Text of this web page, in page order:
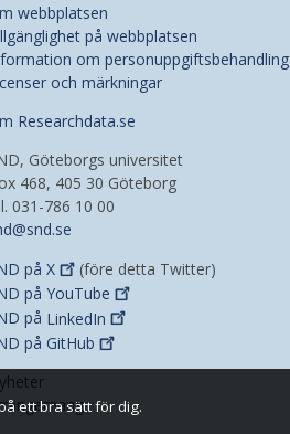
webbplatsen
på webbplatsen
om personuppgiftsbehandling
och märkningar
Researchdata.se
Göteborgs universitet
468, 405 30 Göteborg
031-786 10 00
på X
(före detta Twitter)
på YouTube
på LinkedIn
på GitHub
ett bra sätt för dig.